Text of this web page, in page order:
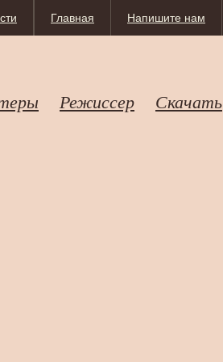
Напишите нам
Главная
Режиссер Скачать